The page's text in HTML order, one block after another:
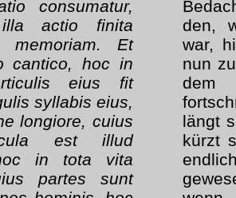
consumatur,
actio finita
memoriam. Et
cantico, hoc in
eius fit
syllabis eius,
longiore, cuius
est illud
in tota vita
partes sunt
den,
war,
nun
längt
kürzt